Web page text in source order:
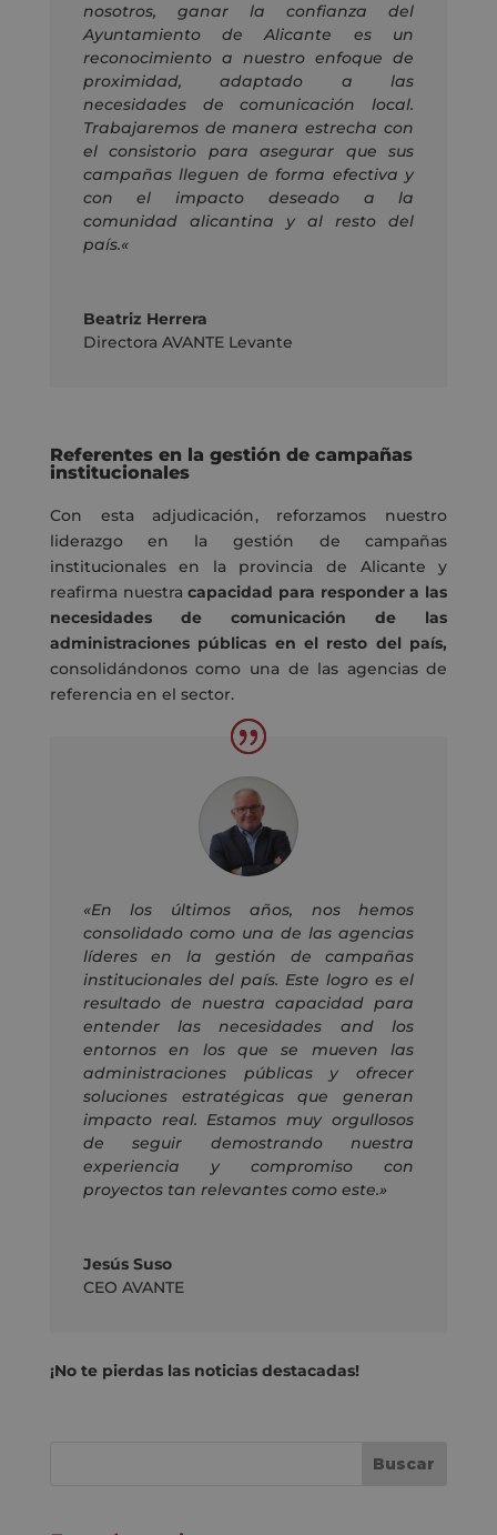
nosotros, ganar la confianza del
Ayuntamiento de Alicante es un
reconocimiento a nuestro enfoque de
proximidad, adaptado a las
necesidades de comunicación local.
Trabajaremos de manera estrecha con
el consistorio para asegurar que sus
campañas lleguen de forma efectiva y
con el impacto deseado a la
comunidad alicantina y al resto del
país.«
Beatriz Herrera
Directora AVANTE Levante
Referentes en la gestión de campañas
institucionales
Con esta adjudicación,reforzamos nuestro
liderazgo en la gestión de campañas
institucionales en la provincia de Alicantey
reafirma nuestracapacidad para responder a las
necesidades de comunicación de las
administraciones públicas en el resto del país,
consolidándonos como una de las agencias de
referencia en el sector.
«En los últimos años, nos hemos
consolidadocomo una de las agencias
líderesen la gestión de campañas
institucionales del país. Este logro es el
resultado de nuestra capacidad para
entender las necesidades andlos
entornosen losque se muevenlas
administraciones públicas y ofrecer
soluciones estratégicas que generan
impacto real. Estamos muy orgullosos
de seguir demostrando nuestra
experiencia y compromiso con
proyectos tan relevantes como este.»
Jesús Suso
CEO AVANTE
¡No te pierdas las noticias destacadas!